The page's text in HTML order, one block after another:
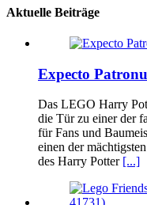
Aktuelle Beiträge
Expecto
Das LEGO Harry
die Tür zu einer der
für Fans und
einen der
des Harry Potter [...]